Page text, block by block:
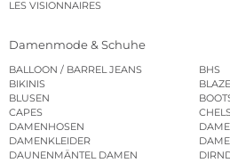
LES VISIONNAIRES
Damenmode & Schuhe
BALLOON / BARREL JEANS
BHS
BIKINIS
BLUSEN
CAPES
DAMENHOSEN
DAMENKLEIDER
DAUNENMÄNTEL DAMEN